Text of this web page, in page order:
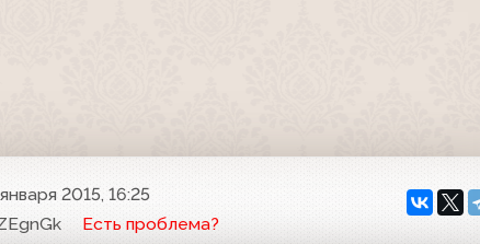
2015, 16:25
Есть проблема?